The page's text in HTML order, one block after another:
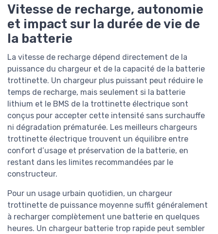
Vitesse de recharge, autonomie
et impact sur la durée de vie de
la batterie
La vitesse de recharge dépend directement de la
puissance du chargeur et de la capacité de la batterie
trottinette. Un chargeur plus puissant peut réduire le
temps de recharge, mais seulement si la batterie
lithium et le BMS de la trottinette électrique sont
conçus pour accepter cette intensité sans surchauffe
ni dégradation prématurée. Les meilleurs chargeurs
trottinette électrique trouvent un équilibre entre
confort d’usage et préservation de la batterie, en
restant dans les limites recommandées par le
constructeur.
Pour un usage urbain quotidien, un chargeur
trottinette de puissance moyenne suffit généralement
à recharger complètement une batterie en quelques
heures. Un chargeur batterie trop rapide peut sembler